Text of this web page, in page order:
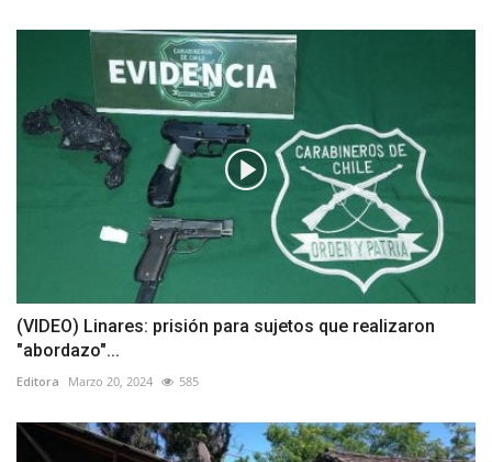
(VIDEO) Linares: prisión para sujetos que realizaron
"abordazo"...
Editora Marzo 20, 2024 585